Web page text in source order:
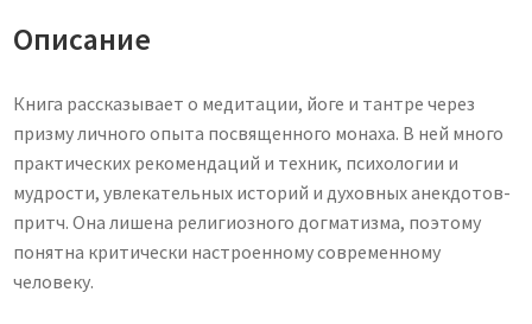
Садананды
Виталия
Лейбина
Описание
Книга рассказывает о медитации, йоге и тантре через
призму личного опыта посвященного монаха. В ней много
практических рекомендаций и техник, психологии и
мудрости, увлекательных историй и духовных анекдотов-
притч. Она лишена религиозного догматизма, поэтому
понятна критически настроенному современному
человеку.